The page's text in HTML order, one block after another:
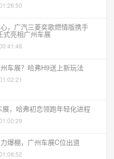
，广汽三菱奕歌燃情版携手
式亮相广州车展
车展？哈弗H9送上新玩法
，哈弗初恋领跑年轻化进程
爆棚，广州车展C位出道